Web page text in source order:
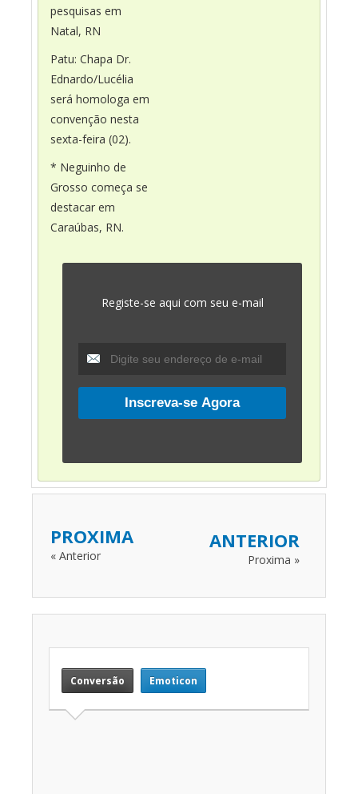
pesquisas em
Natal, RN
Patu: Chapa Dr.
Ednardo/Lucélia
será homologa em
convenção nesta
sexta-feira (02).
* Neguinho de
Grosso começa se
destacar em
Caraúbas, RN.
Registe-se aqui com seu e-mail
PROXIMA
« Anterior
ANTERIOR
Proxima »
Conversão Emoticon